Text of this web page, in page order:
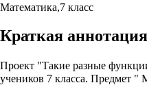
Математика,7 класс
Краткая
Проект "Такие разные
учеников 7 класса. Предмет